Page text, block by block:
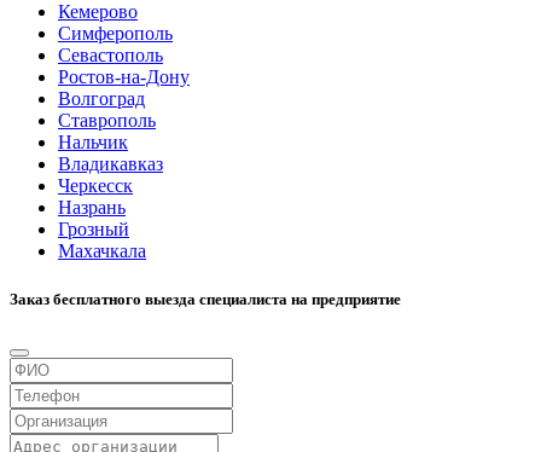
Кемерово
Симферополь
Севастополь
Ростов-на-Дону
Волгоград
Ставрополь
Нальчик
Владикавказ
Черкесск
Назрань
Грозный
Махачкала
Заказ бесплатного выезда специалиста на предприятие